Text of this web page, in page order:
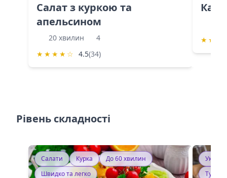
Салат з куркою та
апельсином
20 хвилин
4
★ ★ ★ ★ ☆ 4.5(34)
★ ★
Рівень складності
Салати Курка
До 60 хвилин
Швидко та легко